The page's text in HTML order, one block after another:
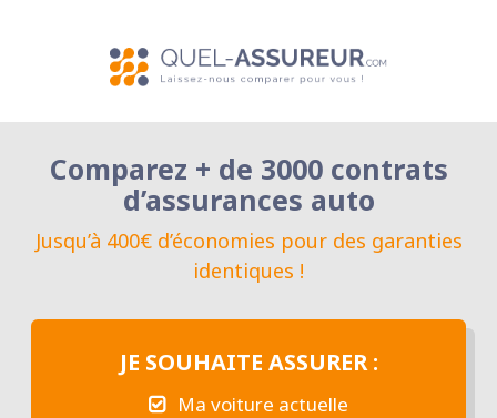
Comparez + de 3000 contrats
d’assurances auto
Jusqu’à 400€ d’économies pour des garanties
identiques !
JE SOUHAITE ASSURER :
Ma voiture actuelle